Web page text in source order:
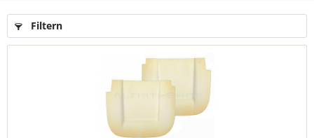
Filtern